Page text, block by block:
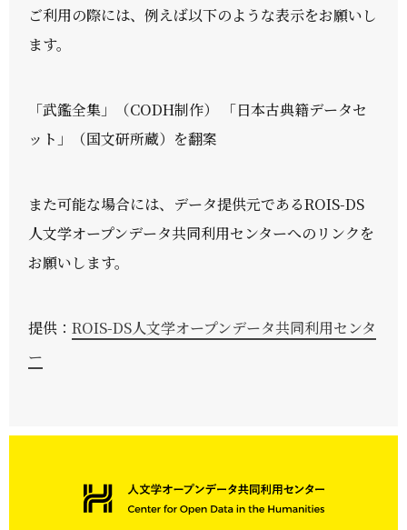
ご利用の際には、例えば以下のような表示をお願いし
ます。
「武鑑全集」（CODH制作） 「日本古典籍データセ
ット」（国文研所蔵）を翻案
また可能な場合には、データ提供元であるROIS-DS
人文学オープンデータ共同利用センターへのリンクを
お願いします。
提供：ROIS-DS人文学オープンデータ共同利用センタ
ー